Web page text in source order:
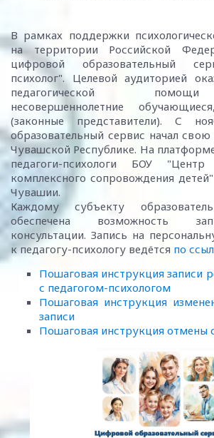
В рамках поддержки
на территории Российской
цифровой образовательный
психолог". Целевой аудиторией
педагогической
несовершеннолетние
(законные представители). С
образовательный сервис начал свою
Чувашской Республике. На
педагоги-психологи БОУ
комплексного сопровождения
Чувашии.
Каждому субъекту
обеспечена возможность
консультации. Запись на
к педагогу-психологу ведётся по
Пошаговая инструкция записи
с педагогом-психологом
Пошаговая инструкция
записи
Пошаговая инструкция отмены